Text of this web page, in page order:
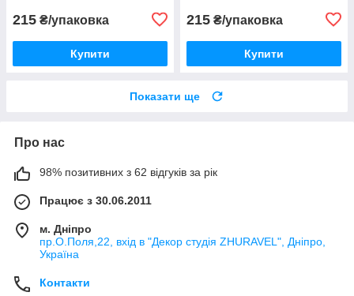
215 ₴/упаковка
Купити
215 ₴/упаковка
Купити
Показати ще
Про нас
98% позитивних з 62 відгуків за рік
Працює з 30.06.2011
м. Дніпро
пр.О.Поля,22, вхід в "Декор студія ZHURAVEL", Дніпро,
Україна
Контакти